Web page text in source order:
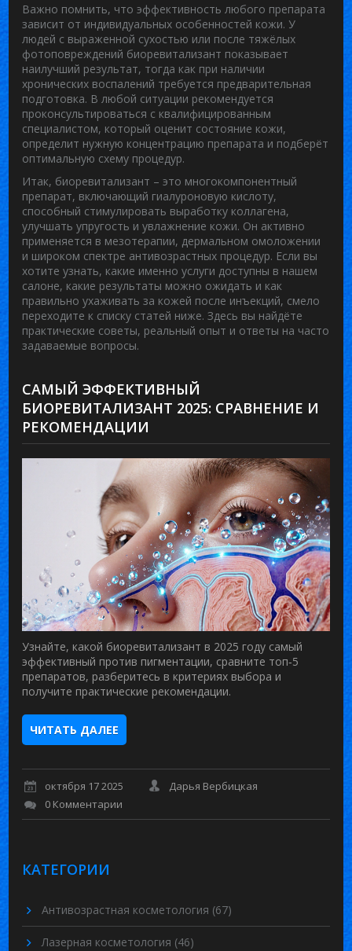
Важно помнить, что эффективность любого препарата
зависит от индивидуальных особенностей кожи. У
людей с выраженной сухостью или после тяжёлых
фотоповреждений биоревитализант показывает
наилучший результат, тогда как при наличии
хронических воспалений требуется предварительная
подготовка. В любой ситуации рекомендуется
проконсультироваться с квалифицированным
специалистом, который оценит состояние кожи,
определит нужную концентрацию препарата и подберёт
оптимальную схему процедур.
Итак, биоревитализант – это многокомпонентный
препарат, включающий гиалуроновую кислоту,
способный стимулировать выработку коллагена,
улучшать упругость и увлажнение кожи. Он активно
применяется в мезотерапии, дермальном омоложении
и широком спектре антивозрастных процедур. Если вы
хотите узнать, какие именно услуги доступны в нашем
салоне, какие результаты можно ожидать и как
правильно ухаживать за кожей после инъекций, смело
переходите к списку статей ниже. Здесь вы найдёте
практические советы, реальный опыт и ответы на часто
задаваемые вопросы.
САМЫЙ ЭФФЕКТИВНЫЙ
БИОРЕВИТАЛИЗАНТ 2025: СРАВНЕНИЕ И
РЕКОМЕНДАЦИИ
Узнайте, какой биоревитализант в 2025 году самый
эффективный против пигментации, сравните топ‑5
препаратов, разберитесь в критериях выбора и
получите практические рекомендации.
ЧИТАТЬ ДАЛЕЕ
октября 17 2025
Дарья Вербицкая
0 Комментарии
КАТЕГОРИИ
Антивозрастная косметология (67)
Лазерная косметология (46)